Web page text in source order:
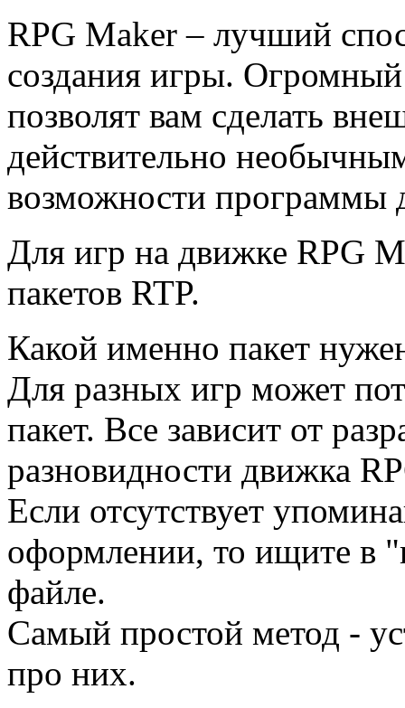
RPG Maker – лучший
создания игры.
позволят вам сделать
действительно
возможности программы
Для игр на движке RPG
пакетов RTP.
Какой именно пакет
Для разных игр может
пакет. Все зависит от
разновидности движка
Если отсутствует
оформлении, то ищите в
файле.
Самый простой метод -
про них.